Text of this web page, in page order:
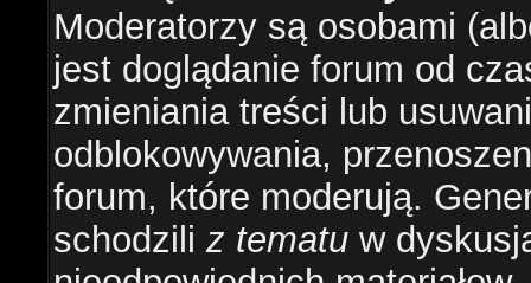
Moderatorzy są osobami
jest doglądanie forum od
zmieniania treści lub
odblokowywania,
forum, które moderują.
schodzili z tematu w